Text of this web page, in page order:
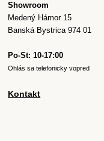
Showroom
Medený Hámor 15
Banská Bystrica 974 01
Po-St: 10-17:00
Ohlás sa telefonicky vopred
Kontakt